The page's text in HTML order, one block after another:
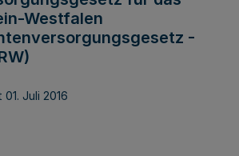
Westfalen
-
01. Juli 2016